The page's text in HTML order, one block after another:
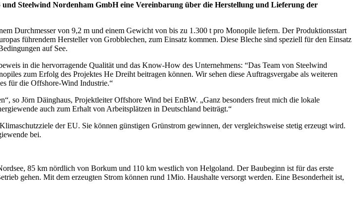
Steelwind Nordenham GmbH eine Vereinbarung über die Herstellung und Lieferung der
Durchmesser von 9,2 m und einem Gewicht von bis zu 1.300 t pro Monopile liefern. Der Produktionsstart
führendem Hersteller von Grobblechen, zum Einsatz kommen. Diese Bleche sind speziell für den Einsatz
auf See.
in die hervorragende Qualität und das Know-How des Unternehmens: “Das Team von Steelwind
zum Erfolg des Projektes He Dreiht beitragen können. Wir sehen diese Auftragsvergabe als weiteren
für die Offshore-Wind Industrie.“
so Jörn Däinghaus, Projektleiter Offshore Wind bei EnBW. „Ganz besonders freut mich die lokale
auch zum Erhalt von Arbeitsplätzen in Deutschland beiträgt.“
der EU. Sie können günstigen Grünstrom gewinnen, der vergleichsweise stetig erzeugt wird.
bei.
85 km nördlich von Borkum und 110 km westlich von Helgoland. Der Baubeginn ist für das erste
gehen. Mit dem erzeugten Strom können rund 1Mio. Haushalte versorgt werden. Eine Besonderheit ist,